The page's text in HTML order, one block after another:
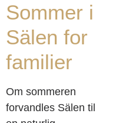
Sommer i
Sälen for
familier
Om sommeren
forvandles Sälen til